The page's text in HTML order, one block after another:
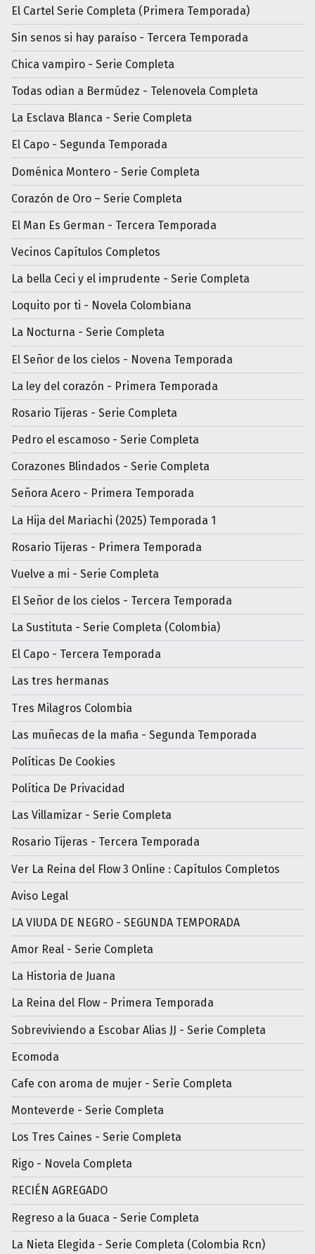
El Cartel Serie Completa (Primera Temporada)
Sin senos si hay paraíso - Tercera Temporada
Chica vampiro - Serie Completa
Todas odian a Bermúdez - Telenovela Completa
La Esclava Blanca - Serie Completa
El Capo - Segunda Temporada
Doménica Montero - Serie Completa
Corazón de Oro – Serie Completa
El Man Es German - Tercera Temporada
Vecinos Capítulos Completos
La bella Ceci y el imprudente - Serie Completa
Loquito por ti - Novela Colombiana
La Nocturna - Serie Completa
El Señor de los cielos - Novena Temporada
La ley del corazón - Primera Temporada
Rosario Tijeras - Serie Completa
Pedro el escamoso - Serie Completa
Corazones Blindados - Serie Completa
Señora Acero - Primera Temporada
La Hija del Mariachi (2025) Temporada 1
Rosario Tijeras - Primera Temporada
Vuelve a mi - Serie Completa
El Señor de los cielos - Tercera Temporada
La Sustituta - Serie Completa (Colombia)
El Capo - Tercera Temporada
Las tres hermanas
Tres Milagros Colombia
Las muñecas de la mafia - Segunda Temporada
Políticas De Cookies
Política De Privacidad
Las Villamizar - Serie Completa
Rosario Tijeras - Tercera Temporada
Ver La Reina del Flow 3 Online : Capítulos Completos
Aviso Legal
LA VIUDA DE NEGRO - SEGUNDA TEMPORADA
Amor Real - Serie Completa
La Historia de Juana
La Reina del Flow - Primera Temporada
Sobreviviendo a Escobar Alias JJ - Serie Completa
Ecomoda
Cafe con aroma de mujer - Serìe Completa
Monteverde - Serie Completa
Los Tres Caines - Serie Completa
Rigo - Novela Completa
RECIÉN AGREGADO
Regreso a la Guaca - Serie Completa
La Nieta Elegida - Serie Completa (Colombia Rcn)